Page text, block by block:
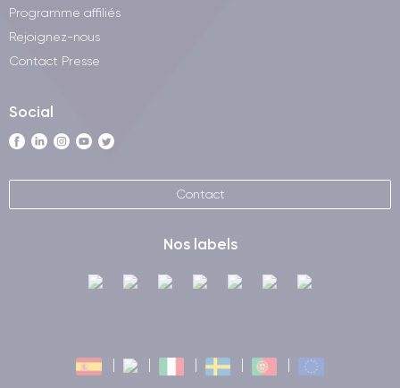
Programme affiliés
Rejoignez-nous
Contact Presse
Social
Contact
Nos labels